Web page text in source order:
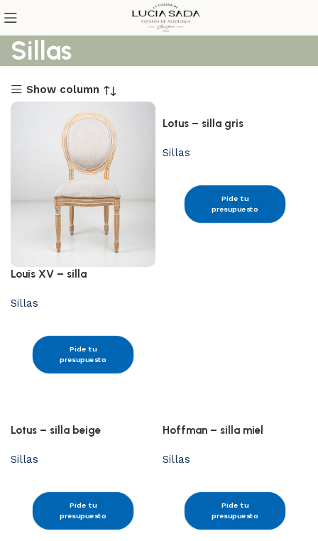
Sillas
Show column
Louis XV – silla
Sillas
Pide tu
presupuesto
Lotus – silla gris
Sillas
Pide tu
presupuesto
Lotus – silla beige
Sillas
Pide tu
presupuesto
Hoffman – silla miel
Sillas
Pide tu
presupuesto